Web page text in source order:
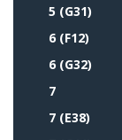
5 (G31)
6 (F12)
6 (G32)
7
7 (E38)